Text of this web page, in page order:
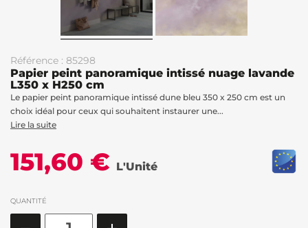
Référence : 85298
Papier peint panoramique intissé nuage lavande
L350 x H250 cm
Le papier peint panoramique intissé dune bleu 350 x 250 cm est un
choix idéal pour ceux qui souhaitent instaurer une...
Lire la suite
151,60 € L'Unité
QUANTITÉ